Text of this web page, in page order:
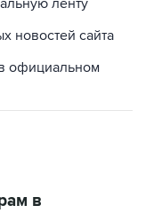
новостей сайта
официальном
в